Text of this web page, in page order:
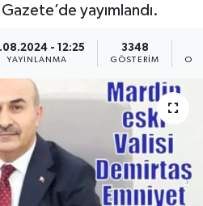
yayımlandı.
- 12:25
YAYINLANMA
3348
GÖSTERIM